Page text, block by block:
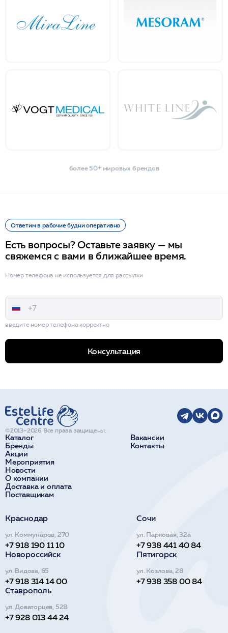
более 50+ мировых брендов
Ответим в рабочие будни оперативно
Есть вопросы? Оставьте заявку — мы
свяжемся с вами в ближайшее время.
Номер телефона не используется для рассылки
введите номер телефона корректно
Консультация
Каталог
Бренды
Акции
Мероприятия
Новости
О компании
Доставка и оплата
Поставщикам
Вакансии
Контакты
©2013–2026 Все права защищены.
Краснодар
ул. Коммунаров, 270
+7 918 190 11 10
Сочи
ул. Парковая, 32а
+7 938 441 40 84
Новороссийск
ул. Видова, 65
+7 918 314 14 00
Пятигорск
ул. Козлова, 28
+7 938 358 00 84
Ставрополь
ул. Доваторцев, 52В
+7 928 013 44 24